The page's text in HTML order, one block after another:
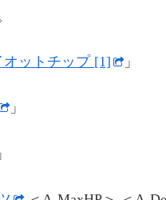
オットチップ [1] 」
」